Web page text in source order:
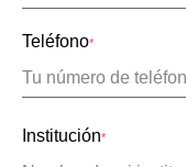
Teléfono*
Institución*